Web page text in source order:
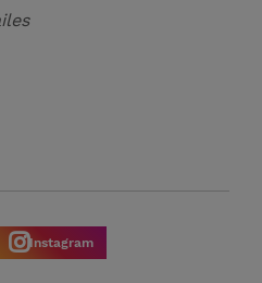
Instagram